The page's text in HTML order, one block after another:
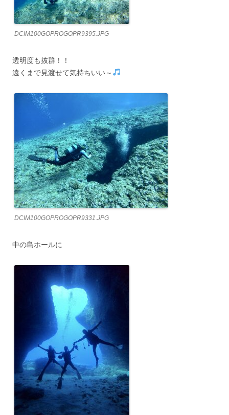
DCIM100GOPROGOPR9395.JPG
透明度も抜群！！
遠くまで見渡せて気持ちいい～
DCIM100GOPROGOPR9331.JPG
中の島ホールに